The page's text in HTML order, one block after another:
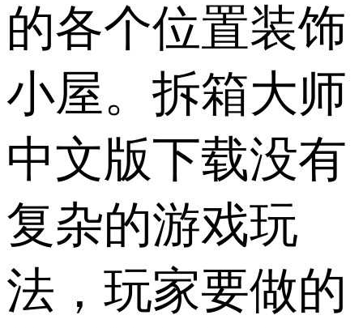
的各个位置装饰
小屋。拆箱大师
中文版下载没有
复杂的游戏玩
法，玩家要做的